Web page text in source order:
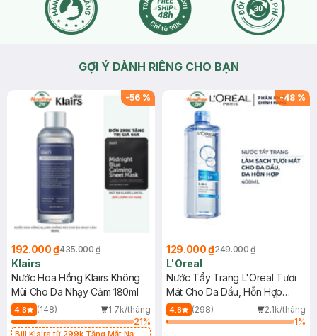
GỢI Ý DÀNH RIÊNG CHO BẠN
-56 %
192.000 ₫435.000 ₫
Klairs
Nước Hoa Hồng Klairs Không
Mùi Cho Da Nhạy Cảm 180ml
4.8 (148)
1.7k/tháng
21%
Bill Klairs từ 299k Tặng Mặt Nạ
-48 %
129.000 ₫249.000 ₫
L'Oreal
Nước Tẩy Trang L'Oreal Tươi
Mát Cho Da Dầu, Hỗn Hợp
400ml
4.8 (298)
2.1k/tháng
1%